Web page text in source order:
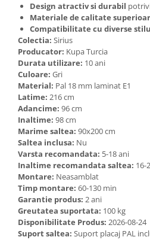
Design atractiv si durabil
Materiale de calitate
Compatibilitate cu diverse
Colectia: Sirius
Producator: Kupa Turcia
Durata utilizare: 10 ani
Culoare: Gri
Material: Pal 18 mm laminat E1
Latime: 216 cm
Adancime: 96 cm
Inaltime: 98 cm
Marime saltea: 90x200 cm
Saltea inclusa: Nu
Varsta recomandata: 5-18 ani
Inaltime recomandata saltea: 16-
Montare: Neasamblat
Timp montare: 60-130 min
Garantie produs: 2 ani
Greutatea suportata: 100 kg
Disponibilitate Produs: 2026-08-24
Suport saltea: Suport placaj PAL